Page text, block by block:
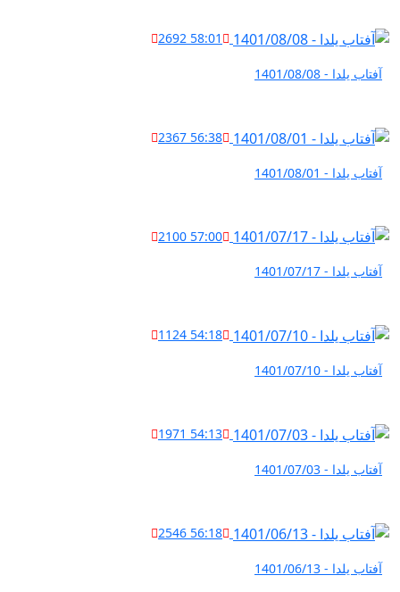
58:01
2692
آفتاب یلدا - 1401/08/08
56:38
2367
آفتاب یلدا - 1401/08/01
57:00
2100
آفتاب یلدا - 1401/07/17
54:18
1124
آفتاب یلدا - 1401/07/10
54:13
1971
آفتاب یلدا - 1401/07/03
56:18
2546
آفتاب یلدا - 1401/06/13